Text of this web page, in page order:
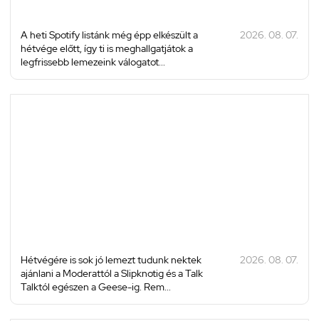
A heti Spotify listánk még épp elkészült a
hétvége előtt, így ti is meghallgatjátok a
legfrissebb lemezeink válogatot...
2026. 08. 07.
Hétvégére is sok jó lemezt tudunk nektek
ajánlani a Moderattól a Slipknotig és a Talk
Talktól egészen a Geese-ig. Rem...
2026. 08. 07.